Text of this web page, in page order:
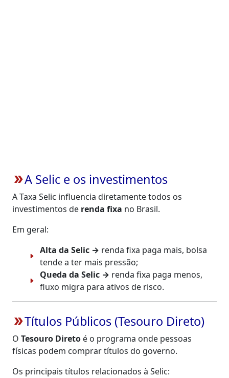
double_arrowA Selic e os investimentos
A Taxa Selic influencia diretamente todos os
investimentos de renda fixa no Brasil.
Em geral:
Alta da Selic → renda fixa paga mais, bolsa
tende a ter mais pressão;
Queda da Selic → renda fixa paga menos,
fluxo migra para ativos de risco.
double_arrowTítulos Públicos (Tesouro Direto)
O Tesouro Direto é o programa onde pessoas
físicas podem comprar títulos do governo.
Os principais títulos relacionados à Selic: